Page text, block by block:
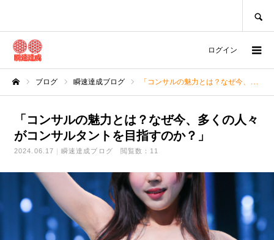
ログイン
ブログ 瞬速達成ブログ 「コンサルの魅力とは？なぜ今、多くの人々がコンサルタントを目指すのか？」
「コンサルの魅力とは？なぜ今、多くの人々
がコンサルタントを目指すのか？」
2024.06.17 瞬速達成ブログ 閲覧数：11